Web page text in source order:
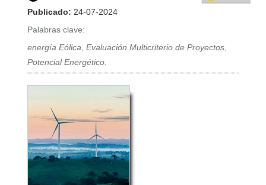
Publicado: 24-07-2024
Palabras clave:
energía Eólica,Evaluación Multicriterio de Proyectos,
Potencial Energético.